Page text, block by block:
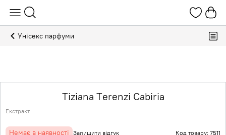
Унісекс парфуми
Tiziana Terenzi Cabiria
Екстракт
Немає в наявності Залишити відгук Код товару: 7511